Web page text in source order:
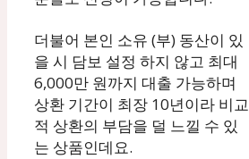
더불어 본인 소유 (부) 동산이 있
을 시 담보 설정 하지 않고 최대
6,000만 원까지 대출 가능하며
상환 기간이 최장 10년이라 비교
적 상환의 부담을 덜 느낄 수 있
는 상품인데요.